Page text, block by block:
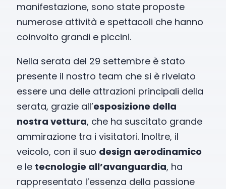
manifestazione, sono state proposte
numerose attività e spettacoli che hanno
coinvolto grandi e piccini.
Nella serata del 29 settembre è stato
presente il nostro team che si è rivelato
essere una delle attrazioni principali della
serata, grazie all’esposizione della
nostra vettura, che ha suscitato grande
ammirazione tra i visitatori. Inoltre, il
veicolo, con il suo design aerodinamico
e le tecnologie all’avanguardia, ha
rappresentato l’essenza della passione